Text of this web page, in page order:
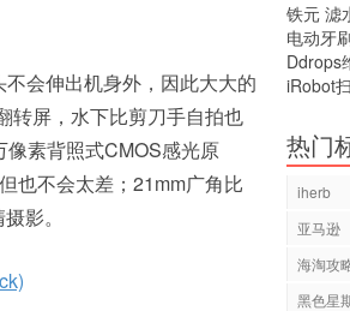
会伸出机身外，因此大大的
转屏，水下比剪刀手自拍也
素背照式CMOS感光原
也不会太差；21mm广角比
影。
铁元 滤
电动牙
Ddrops
iRobot
热门
iherb
亚马逊
海淘攻
黑色星